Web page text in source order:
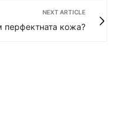
NEXT ARTICLE
перфектната кожа?